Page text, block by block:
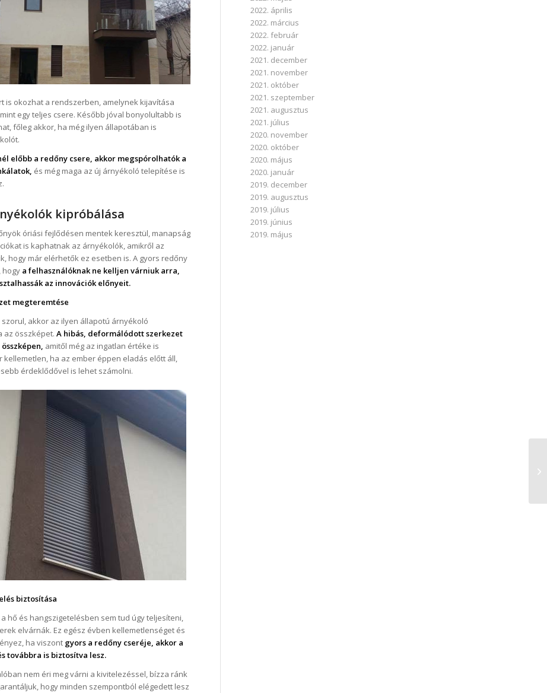
is okozhat a rendszerben, amelynek kijavítása
egy teljes csere. Később jóval bonyolultabb is
főleg akkor, ha még ilyen állapotában is
előbb a redőny csere, akkor megspórolhatók a
és még maga az új árnyékoló telepítése is
kipróbálása
óriási fejlődésen mentek keresztül, manapság
is kaphatnak az árnyékolók, amikről az
hogy már elérhetők ez esetben is. A gyors redőny
hogy a felhasználóknak ne kelljen várniuk arra,
az innovációk előnyeit.
megteremtése
szorul, akkor az ilyen állapotú árnyékoló
az összképet. A hibás, deformálódott szerkezet
amitől még az ingatlan értéke is
kellemetlen, ha az ember éppen eladás előtt áll,
érdeklődővel is lehet számolni.
biztosítása
hő és hangszigetelésben sem tud úgy teljesíteni,
elvárnák. Ez egész évben kellemetlenséget és
ha viszont gyors a redőny cseréje, akkor a
továbbra is biztosítva lesz.
nem éri meg várni a kivitelezéssel, bízza ránk
hogy minden szempontból elégedett lesz
2022. április
2022. március
2022. február
2022. január
2021. december
2021. november
2021. október
2021. szeptember
2021. augusztus
2021. július
2020. november
2020. október
2020. május
2020. január
2019. december
2019. augusztus
2019. július
2019. június
2019. május